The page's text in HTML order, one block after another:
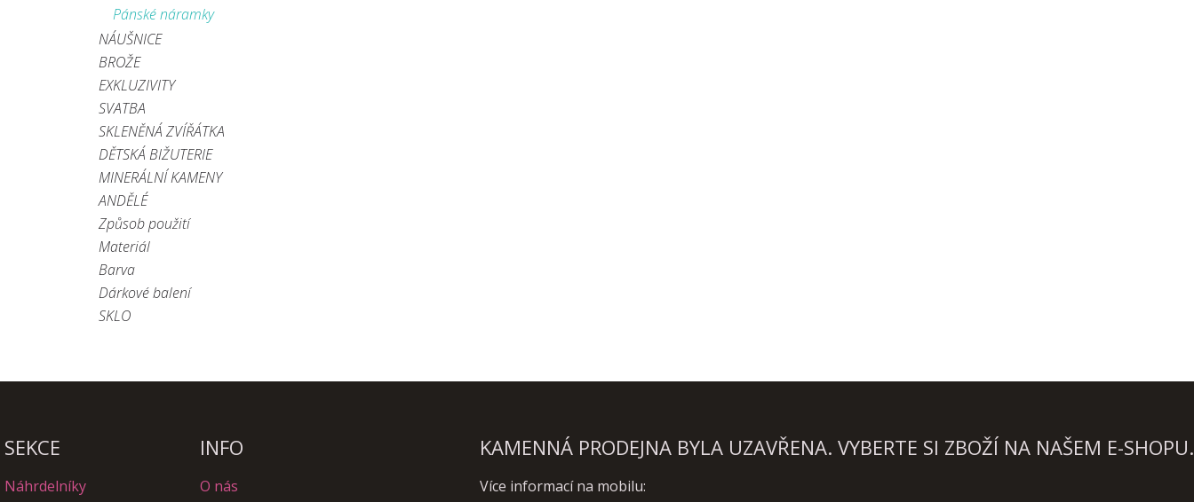
Pánské náramky
NÁUŠNICE
BROŽE
EXKLUZIVITY
SVATBA
SKLENĚNÁ ZVÍŘÁTKA
DĚTSKÁ BIŽUTERIE
MINERÁLNÍ KAMENY
ANDĚLÉ
Způsob použití
Materiál
Barva
Dárkové balení
SKLO
SEKCE INFO KAMENNÁ PRODEJNA BYLA UZAVŘENA. VYBERTE SI ZBOŽÍ NA NAŠEM E-SHOPU.
Náhrdelníky
O nás
Více informací na mobilu: